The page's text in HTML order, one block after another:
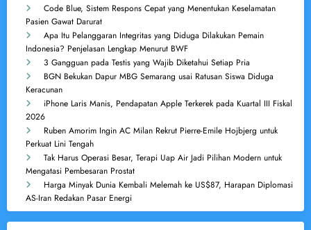
Code Blue, Sistem Respons Cepat yang Menentukan Keselamatan
Pasien Gawat Darurat
Apa Itu Pelanggaran Integritas yang Diduga Dilakukan Pemain
Indonesia? Penjelasan Lengkap Menurut BWF
3 Gangguan pada Testis yang Wajib Diketahui Setiap Pria
BGN Bekukan Dapur MBG Semarang usai Ratusan Siswa Diduga
Keracunan
iPhone Laris Manis, Pendapatan Apple Terkerek pada Kuartal III Fiskal
2026
Ruben Amorim Ingin AC Milan Rekrut Pierre-Emile Hojbjerg untuk
Perkuat Lini Tengah
Tak Harus Operasi Besar, Terapi Uap Air Jadi Pilihan Modern untuk
Mengatasi Pembesaran Prostat
Harga Minyak Dunia Kembali Melemah ke US$87, Harapan Diplomasi
AS-Iran Redakan Pasar Energi